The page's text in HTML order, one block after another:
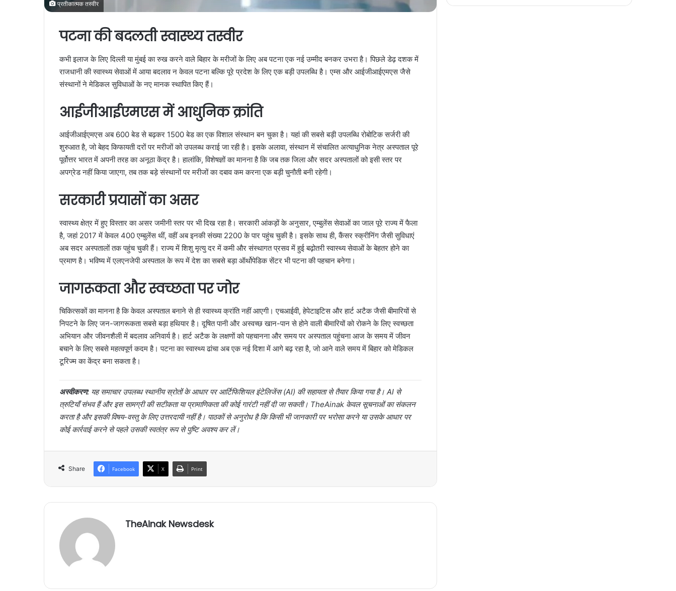
प्रतीकात्मक तस्वीर
पटना की बदलती स्वास्थ्य तस्वीर
कभी इलाज के लिए दिल्ली या मुंबई का रुख करने वाले बिहार के मरीजों के लिए अब पटना एक नई उम्मीद बनकर उभरा है। पिछले डेढ़ दशक में
राजधानी की स्वास्थ्य सेवाओं में आया बदलाव न केवल पटना बल्कि पूरे प्रदेश के लिए एक बड़ी उपलब्धि है। एम्स और आईजीआईएमएस जैसे
संस्थानों ने मेडिकल सुविधाओं के नए मानक स्थापित किए हैं।
आईजीआईएमएस में आधुनिक क्रांति
आईजीआईएमएस अब 600 बेड से बढ़कर 1500 बेड का एक विशाल संस्थान बन चुका है। यहां की सबसे बड़ी उपलब्धि रोबोटिक सर्जरी की
शुरुआत है, जो बेहद किफायती दरों पर मरीजों को उपलब्ध कराई जा रही है। इसके अलावा, संस्थान में संचालित अत्याधुनिक नेत्र अस्पताल पूरे
पूर्वोत्तर भारत में अपनी तरह का अनूठा केंद्र है। हालांकि, विशेषज्ञों का मानना है कि जब तक जिला और सदर अस्पतालों को इसी स्तर पर
अपग्रेड नहीं किया जाएगा, तब तक बड़े संस्थानों पर मरीजों का दबाव कम करना एक बड़ी चुनौती बनी रहेगी।
सरकारी प्रयासों का असर
स्वास्थ्य क्षेत्र में हुए विस्तार का असर जमीनी स्तर पर भी दिख रहा है। सरकारी आंकड़ों के अनुसार, एम्बुलेंस सेवाओं का जाल पूरे राज्य में फैला
है, जहां 2017 में केवल 400 एम्बुलेंस थीं, वहीं अब इनकी संख्या 2200 के पार पहुंच चुकी है। इसके साथ ही, कैंसर स्क्रीनिंग जैसी सुविधाएं
अब सदर अस्पतालों तक पहुंच चुकी हैं। राज्य में शिशु मृत्यु दर में कमी और संस्थागत प्रसव में हुई बढ़ोतरी स्वास्थ्य सेवाओं के बेहतर होने का
प्रमाण है। भविष्य में एलएनजेपी अस्पताल के रूप में देश का सबसे बड़ा ऑर्थोपेडिक सेंटर भी पटना की पहचान बनेगा।
जागरूकता और स्वच्छता पर जोर
चिकित्सकों का मानना है कि केवल अस्पताल बनाने से ही स्वास्थ्य क्रांति नहीं आएगी। एचआईवी, हेपेटाइटिस और हार्ट अटैक जैसी बीमारियों से
निपटने के लिए जन-जागरूकता सबसे बड़ा हथियार है। दूषित पानी और अस्वच्छ खान-पान से होने वाली बीमारियों को रोकने के लिए स्वच्छता
अभियान और जीवनशैली में बदलाव अनिवार्य है। हार्ट अटैक के लक्षणों को पहचानना और समय पर अस्पताल पहुंचना आज के समय में जीवन
बचाने के लिए सबसे महत्वपूर्ण कदम है। पटना का स्वास्थ्य ढांचा अब एक नई दिशा में आगे बढ़ रहा है, जो आने वाले समय में बिहार को मेडिकल
टूरिज्म का केंद्र बना सकता है।
अस्वीकरण: यह समाचार उपलब्ध स्थानीय स्रोतों के आधार पर आर्टिफिशियल इंटेलिजेंस (AI) की सहायता से तैयार किया गया है। AI से
त्रुटियाँ संभव हैं और इस सामग्री की सटीकता या प्रामाणिकता की कोई गारंटी नहीं दी जा सकती। TheAinak केवल सूचनाओं का संकलन
करता है और इसकी विषय-वस्तु के लिए उत्तरदायी नहीं है। पाठकों से अनुरोध है कि किसी भी जानकारी पर भरोसा करने या उसके आधार पर
कोई कार्रवाई करने से पहले उसकी स्वतंत्र रूप से पुष्टि अवश्य कर लें।
Share Facebook X Print
TheAinak Newsdesk